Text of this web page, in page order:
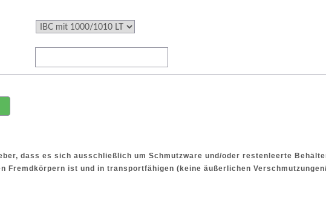
dass es sich ausschließlich um Schmutzware und/oder restenleerte
Fremdkörpern ist und in transportfähigen (keine äußerlichen